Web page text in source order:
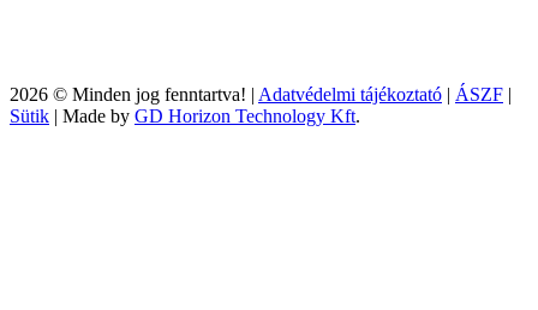
2026 © Minden jog fenntartva! | Adatvédelmi tájékoztató | ÁSZF |
Sütik | Made by GD Horizon Technology Kft.